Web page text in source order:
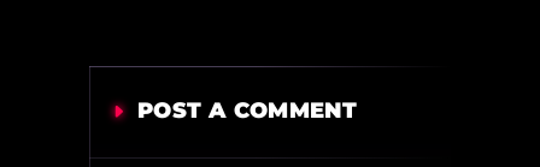
POST A COMMENT